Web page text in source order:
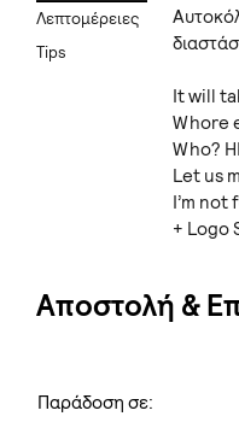
Λεπτομέρειες
Tips
It will
Whore
Who?
Let us
I’m not
+ Logo
Αποστολή &
Παράδοση σε: